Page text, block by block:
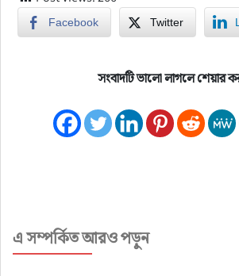
Facebook Twitter
সংবাদটি ভালো লাগলে শেয়ার
এ সম্পর্কিত আরও পড়ুন